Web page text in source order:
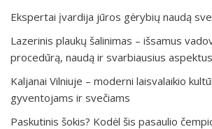
Ekspertai įvardija jūros gėrybių naudą
Lazerinis plaukų šalinimas – išsamus
procedūrą, naudą ir svarbiausius aspektus
Kaljanai Vilniuje – moderni laisvalaikio
gyventojams ir svečiams
Paskutinis šokis? Kodėl šis pasaulio